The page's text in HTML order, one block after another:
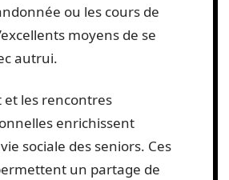
ou les cours de
moyens de se
autrui.
et les rencontres
enrichissent
sociale des seniors. Ces
un partage de